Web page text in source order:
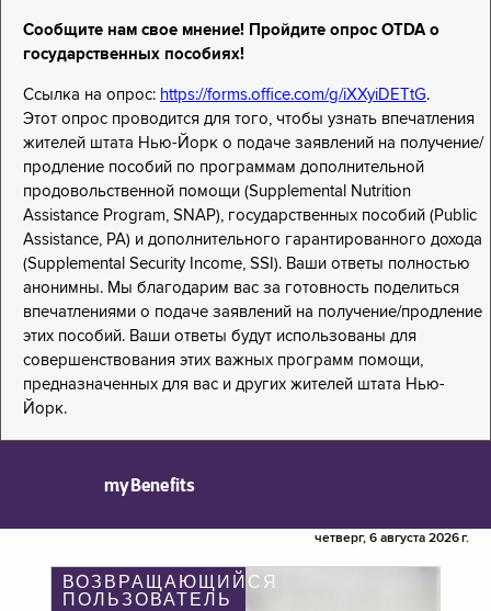
Сообщите нам свое мнение! Пройдите опрос OTDA о
государственных пособиях!
Ссылка на опрос: https://forms.office.com/g/iXXyiDETtG.
Этот опрос проводится для того, чтобы узнать впечатления
жителей штата Нью-Йорк о подаче заявлений на получение/
продление пособий по программам дополнительной
продовольственной помощи (Supplemental Nutrition
Assistance Program, SNAP), государственных пособий (Public
Assistance, PA) и дополнительного гарантированного дохода
(Supplemental Security Income, SSI). Ваши ответы полностью
анонимны. Мы благодарим вас за готовность поделиться
впечатлениями о подаче заявлений на получение/продление
этих пособий. Ваши ответы будут использованы для
совершенствования этих важных программ помощи,
предназначенных для вас и других жителей штата Нью-
Йорк.
myBenefits
четверг, 6 августа 2026 г.
ВОЗВРАЩАЮЩИЙСЯ
ПОЛЬЗОВАТЕЛЬ